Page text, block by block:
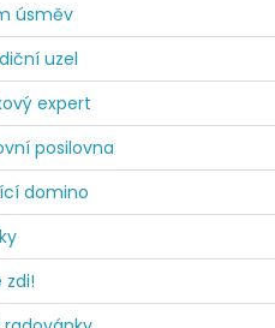
úsměv
uzel
expert
posilovna
domino
zdi!